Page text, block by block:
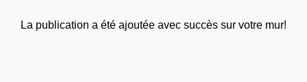
La publication a été ajoutée avec succès sur votre mur!